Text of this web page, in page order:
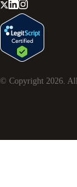
© Copyright 2026.